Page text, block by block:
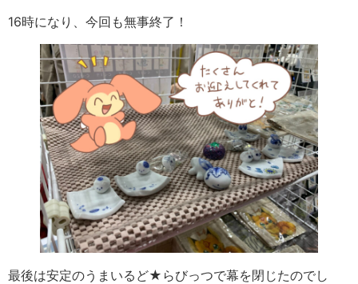
16時になり、今回も無事終了！
最後は安定のうまいるど★らびっつで幕を閉じたのでし